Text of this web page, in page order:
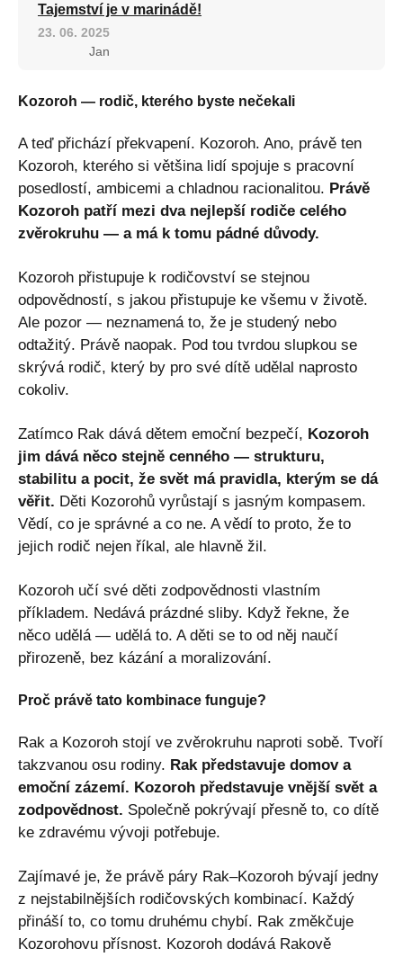
Tajemství je v marinádě!
23. 06. 2025
Jan
Kozoroh — rodič, kterého byste nečekali
A teď přichází překvapení. Kozoroh. Ano, právě ten
Kozoroh, kterého si většina lidí spojuje s pracovní
posedlostí, ambicemi a chladnou racionalitou. Právě
Kozoroh patří mezi dva nejlepší rodiče celého
zvěrokruhu — a má k tomu pádné důvody.
Kozoroh přistupuje k rodičovství se stejnou
odpovědností, s jakou přistupuje ke všemu v životě.
Ale pozor — neznamená to, že je studený nebo
odtažitý. Právě naopak. Pod tou tvrdou slupkou se
skrývá rodič, který by pro své dítě udělal naprosto
cokoliv.
Zatímco Rak dává dětem emoční bezpečí, Kozoroh
jim dává něco stejně cenného — strukturu,
stabilitu a pocit, že svět má pravidla, kterým se dá
věřit. Děti Kozorohů vyrůstají s jasným kompasem.
Vědí, co je správné a co ne. A vědí to proto, že to
jejich rodič nejen říkal, ale hlavně žil.
Kozoroh učí své děti zodpovědnosti vlastním
příkladem. Nedává prázdné sliby. Když řekne, že
něco udělá — udělá to. A děti se to od něj naučí
přirozeně, bez kázání a moralizování.
Proč právě tato kombinace funguje?
Rak a Kozoroh stojí ve zvěrokruhu naproti sobě. Tvoří
takzvanou osu rodiny. Rak představuje domov a
emoční zázemí. Kozoroh představuje vnější svět a
zodpovědnost. Společně pokrývají přesně to, co dítě
ke zdravému vývoji potřebuje.
Zajímavé je, že právě páry Rak–Kozoroh bývají jedny
z nejstabilnějších rodičovských kombinací. Každý
přináší to, co tomu druhému chybí. Rak změkčuje
Kozorohovu přísnost. Kozoroh dodává Rakově